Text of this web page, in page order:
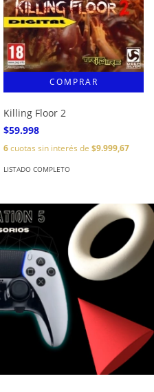
Killing Floor 2
$59.998
6cuotas sin interés de $9.999,67
LISTADO COMPLETO